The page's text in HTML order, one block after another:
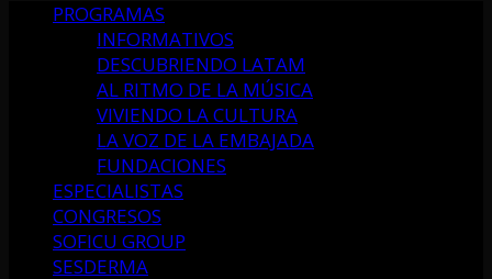
PROGRAMAS
INFORMATIVOS
DESCUBRIENDO LATAM
AL RITMO DE LA MÚSICA
VIVIENDO LA CULTURA
LA VOZ DE LA EMBAJADA
FUNDACIONES
ESPECIALISTAS
CONGRESOS
SOFICU GROUP
SESDERMA